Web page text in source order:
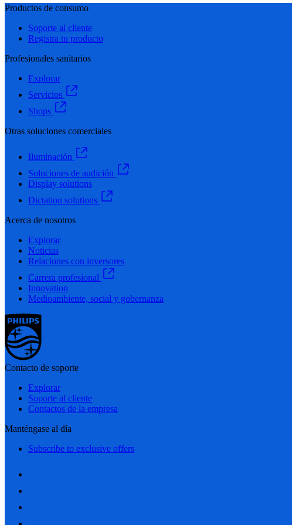
Productos de consumo
Soporte al cliente
Registra tu producto
Profesionales sanitarios
Explorar
Servicios
Shops
Otras soluciones comerciales
Iluminación
Soluciones de audición
Display solutions
Dictation solutions
Acerca de nosotros
Explorar
Noticias
Relaciones con inversores
Carrera profesional
Innovation
Medioambiente, social y gobernanza
Contacto de soporte
Explorar
Soporte al cliente
Contactos de la empresa
Manténgase al día
Subscribe to exclusive offers